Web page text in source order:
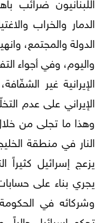
الدمار والخراب
الدولة والمجتمع،
واليوم، وفي أجواء
الإيرانية غير
الإيراني على عدم
وهذا ما تجلى من
النار في منطقة
يزعج إسرائيل كثيراً
يجري بناء على
وشركائه في الحكومة